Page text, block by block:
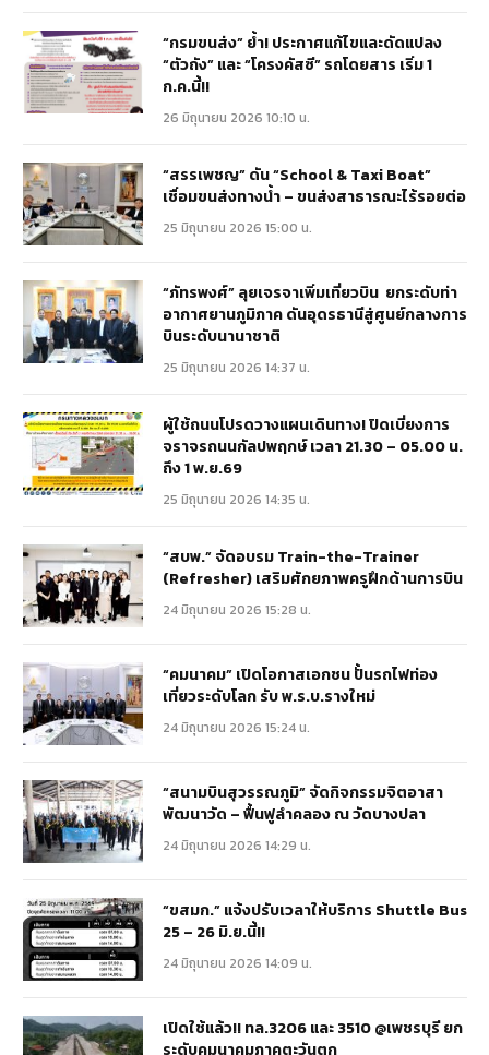
“กรมขนส่ง” ย้ำ! ประกาศแก้ไขและดัดแปลง
“ตัวถัง” และ “โครงคัสซี” รถโดยสาร เริ่ม 1
ก.ค.นี้!!
26 มิถุนายน 2026 10:10 น.
“สรรเพชญ” ดัน “School & Taxi Boat”
เชื่อมขนส่งทางน้ำ – ขนส่งสาธารณะไร้รอยต่อ
25 มิถุนายน 2026 15:00 น.
“ภัทรพงศ์” ลุยเจรจาเพิ่มเที่ยวบิน ยกระดับท่า
อากาศยานภูมิภาค ดันอุดรธานีสู่ศูนย์กลางการ
บินระดับนานาชาติ
25 มิถุนายน 2026 14:37 น.
ผู้ใช้ถนนโปรดวางแผนเดินทาง! ปิดเบี่ยงการ
จราจรถนนกัลปพฤกษ์ เวลา 21.30 – 05.00 น.
ถึง 1 พ.ย.69
25 มิถุนายน 2026 14:35 น.
“สบพ.” จัดอบรม Train-the-Trainer
(Refresher) เสริมศักยภาพครูฝึกด้านการบิน
24 มิถุนายน 2026 15:28 น.
“คมนาคม” เปิดโอกาสเอกชน ปั้นรถไฟท่อง
เที่ยวระดับโลก รับ พ.ร.บ.รางใหม่
24 มิถุนายน 2026 15:24 น.
“สนามบินสุวรรณภูมิ” จัดกิจกรรมจิตอาสา
พัฒนาวัด – ฟื้นฟูลำคลอง ณ วัดบางปลา
24 มิถุนายน 2026 14:29 น.
“ขสมก.” แจ้งปรับเวลาให้บริการ Shuttle Bus
25 – 26 มิ.ย.นี้!!
24 มิถุนายน 2026 14:09 น.
เปิดใช้แล้ว!! ทล.3206 และ 3510 @เพชรบุรี ยก
ระดับคมนาคมภาคตะวันตก